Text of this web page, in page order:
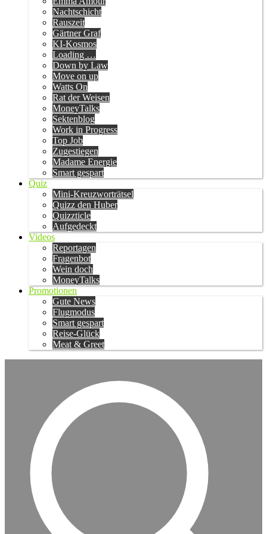
Nachtschicht
Rauszeit
Gärtner Graf
KI-Kosmos
Loading …
Down by Law
Move on up
Watts On
Rat der Weisen
MoneyTalks
Sektenblog
Work in Progress
Top Job
Zugestiegen
Madame Energie
Smart gespart
Quiz
Mini-Kreuzworträtsel
Quizz den Huber
Quizzticle
Aufgedeckt
Videos
Reportagen
Fragenbot
Wein doch
MoneyTalks
Promotionen
Gute News
Flugmodus
Smart gespart
Reise-Glück
Meat & Greet